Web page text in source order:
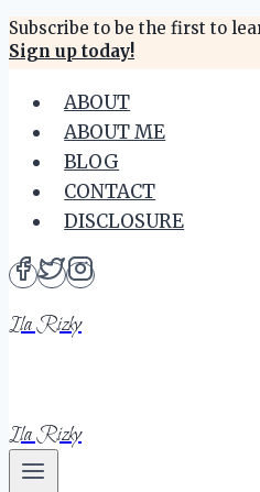
Skip
to
content
Subscribe to be the first to
Sign up today!
ABOUT
ABOUT ME
BLOG
CONTACT
DISCLOSURE
Ila Rizky
Ila Rizky